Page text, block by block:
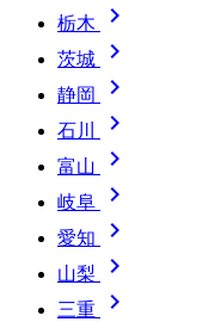
栃木 
茨城 
静岡 
石川 
富山 
岐阜 
愛知 
山梨 
三重 